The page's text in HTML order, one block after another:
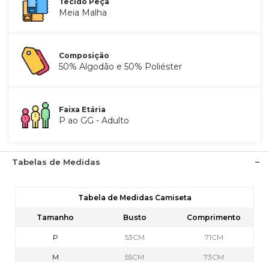
Meia Malha
Composição
50% Algodão e 50% Poliéster
Faixa Etária
P ao GG - Adulto
Tabelas de Medidas
Tabela de Medidas Camiseta
Tamanho Busto Comprimento
P 53CM 71CM
M 55CM 73CM